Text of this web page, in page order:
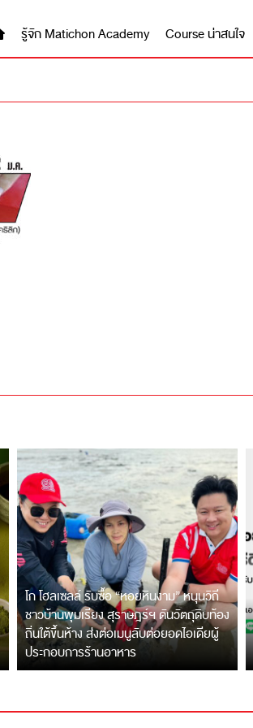
รู้จัก Matichon Academy Course น่าสนใจ
โก โฮลเซลล์ รับซื้อ “หอยหินงาม” หนุนวิถี
ชาวบ้านพุมเรียง สุราษฎร์ฯ ดันวัตถุดิบท้อง
ถิ่นใต้ขึ้นห้าง ส่งต่อเมนูลับต่อยอดไอเดียผู้
ประกอบการร้านอาหาร